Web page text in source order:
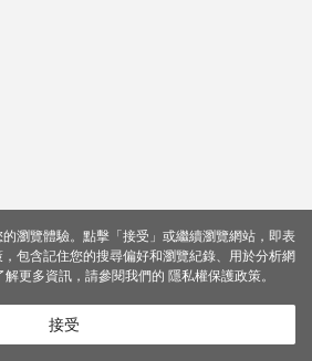
瀏覽體驗。點擊「接受」或繼續瀏覽網站，即表
包含記住您的搜尋偏好和瀏覽紀錄、用於分析網
更多資訊，請參閱我們的 隱私權保護政策。
接受